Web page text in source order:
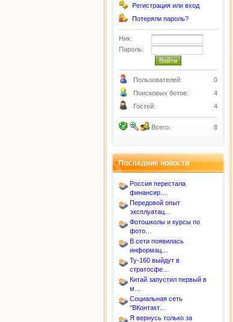
Регистрация или вход
Потеряли пароль?
Ник:
Пароль:
Пользователей:
0
Поисковых ботов:
4
Гостей:
4
Всего: 8
Последние новости
Россия перестала
финансир…
Передовой опыт
эксплуатац…
Фотошколы и курсы по
фото…
В сети появилась
информац…
Ту-160 выйдут в
стратосфе…
Китай запустил первый в
м…
Социальная сеть
"ВКонтакт…
Я вернусь только за